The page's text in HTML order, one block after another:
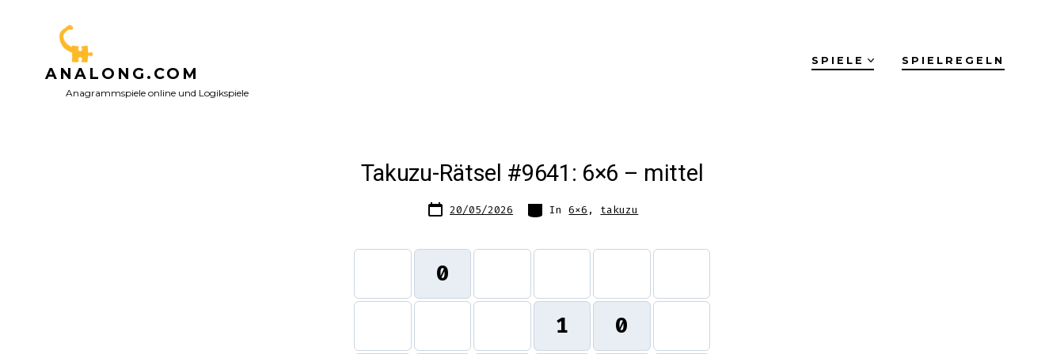
ANALONG.COM
Anagrammspiele online und Logikspiele
SPIELE SPIELREGELN
Takuzu-Rätsel #9641: 6×6 – mittel
Datum
des 20/05/2026 Kategorien
In6x6 , takuzu
0
1
0